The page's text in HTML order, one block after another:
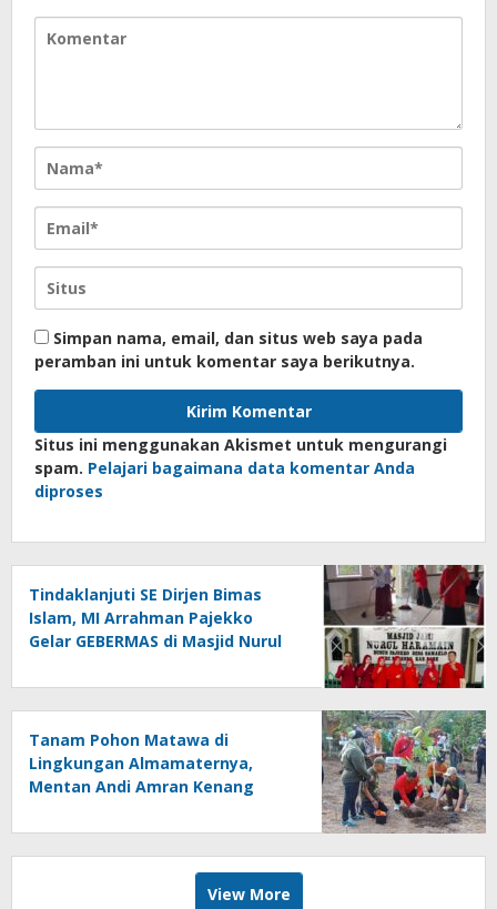
Simpan nama, email, dan situs web saya pada
peramban ini untuk komentar saya berikutnya.
Situs ini menggunakan Akismet untuk mengurangi
spam. Pelajari bagaimana data komentar Anda
diproses
Tindaklanjuti SE Dirjen Bimas
Islam, MI Arrahman Pajekko
Gelar GEBERMAS di Masjid Nurul
Tanam Pohon Matawa di
Lingkungan Almamaternya,
Mentan Andi Amran Kenang
Mappesangka
View More